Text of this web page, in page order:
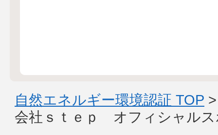
自然エネルギー環境認証 TOP
会社ｓｔｅｐ オフィシャルス